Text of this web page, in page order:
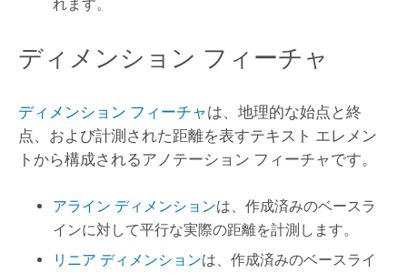
れます。
ディメンション フィーチャ
ディメンション フィーチャは、地理的な始点と終
点、および計測された距離を表すテキスト エレメン
トから構成されるアノテーション フィーチャです。
アライン ディメンションは、作成済みのベースラ
インに対して平行な実際の距離を計測します。
リニア ディメンションは、作成済みのベースライ